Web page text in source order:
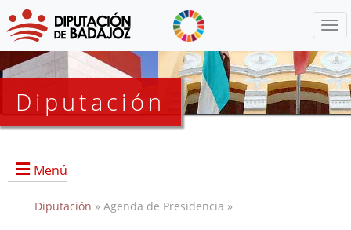
Diputación
Menú
Diputación » Agenda de Presidencia »